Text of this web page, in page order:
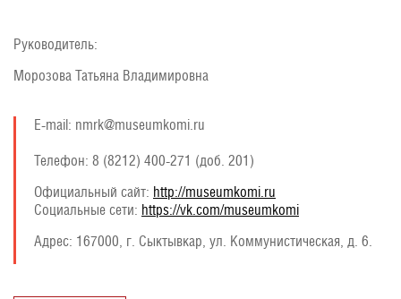
Руководитель:
Морозова Татьяна Владимировна
E-mail: nmrk@museumkomi.ru
Телефон: 8 (8212) 400-271 (доб. 201)
Официальный сайт: http://museumkomi.ru
Социальные сети: https://vk.com/museumkomi
Адрес: 167000, г. Сыктывкар, ул. Коммунистическая, д. 6.